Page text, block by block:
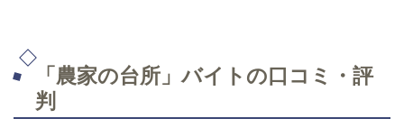
「農家の台所」バイトの口コミ・評
判